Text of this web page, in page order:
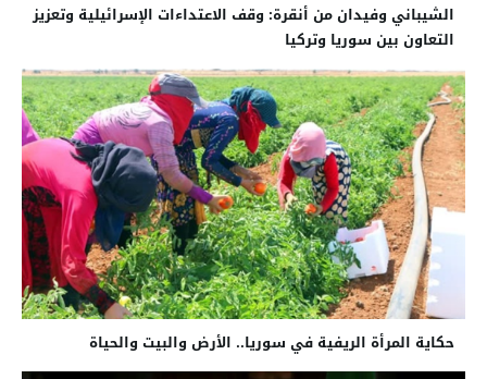
الشيباني وفيدان من أنقرة: وقف الاعتداءات الإسرائيلية وتعزيز
التعاون بين سوريا وتركيا
حكاية المرأة الريفية في سوريا.. الأرض والبيت والحياة